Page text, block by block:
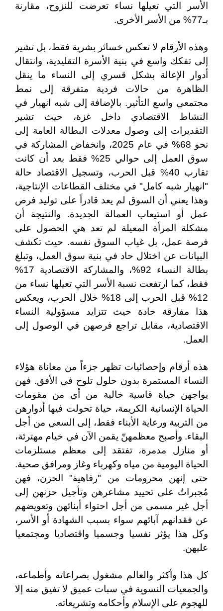
الأسر التي تعيلها نساء تعرضت للنزوح، مقارنة
بـ77% من الأسر الأخرى.
وهذه الأرقام لا تعكس خسائر بشرية فقط، بل تشير
إلى تفكك واسع في بنية الأسرة التقليدية، وانتقال
أدوار الإعالة بشكل قسري إلى النساء ما ينقل
الظاهرة من حالات فردية متفرقة إلى نمط
مجتمعي واسع التأثير. بالإضافة إلى شبه انهيار في
النشاط الاقتصادي داخل غزة، حيث تشير
التقديرات إلى وصول معدلات البطالة العامة إلى
نحو 68% في عام 2025، وانخفاض المشاركة في
سوق العمل إلى حوالي 25% فقط بعد أن كانت
تقارب 40% قبل الحرب، وتسجيل الاقتصاد حالة
"انهيار شبه كامل" في مختلف القطاعات الإنتاجية،
وهذا يعني أن السوق لم يعد قادراً على توليد فرص
عمل أو استيعاب العمالة الجديدة. والنتيجة أن
مشكلة المرأة المعيلة لم تعد هي الحصول على
فرصة عمل، بل غياب السوق نفسه. حيث تكشف
البيانات عن اختلال حاد في بنية سوق العمل، وتبلغ
بطالة النساء 92%، والمشاركة الاقتصادية 17%
فقط، كما ارتفعت نسبة الأسر التي تعيلها نساء من
12% قبل الحرب إلى 18% خلال الحرب، ويعكس
هذا مفارقة حادة حيث تتزايد مسؤولية النساء
الاقتصادية، مقابل تراجع فرصهن في الوصول إلى
العمل.
هذه أرقام وإحصائيات تظهر جزءاً من معاناة هؤلاء
النساء المستمرة بدون حلول تلوح في الأفق. فهن
يواجهن حياة قاسية خالية من أي من مقومات
الحياة الإنسانية الكريمة، حياة تحولت فيها أدوارهن
من التربية ورعاية الأبناء فقط، إلى السعي من أجل
البقاء. وأصبح معظمهنّ يقمن الآن في خيام مهترئة،
أو منازل مدمرة، تفتقد إلى معظم مستلزمات
الحياة اليومية من مياه وكهرباء وغاز ومرافق صحية.
حتى إنهن محرومات من "رفاهية" الحزن، فهن
مُجبراتٌ على تحييد مشاعرهن وتأجيل حزنهن إلى
أجل غير مسمى من أجل احتواء أبنائهن وتعويضهم
عن فقدانهم آبائهم سواء بسبب الشهادة أو الأسر،
وكل هذا يؤثر نفسيا وجسميا واقتصاديا ومجتمعيا
عليهن.
كل هذا وأكثر والعالم مشغول بصراعاته وأطماعه،
والجمعيات النسوية في سبات عميق لا تفيق منه إلا
للهجوم على الإسلام وأحكامه وتشريعاته.